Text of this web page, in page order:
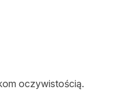
oczywistością.